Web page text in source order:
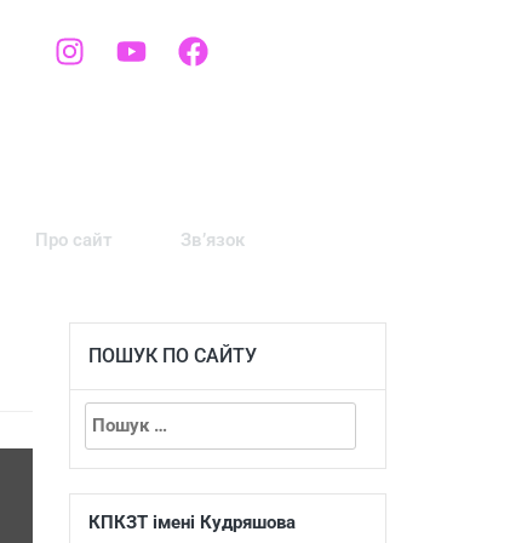
Про сайт Зв’язок
ПОШУК ПО САЙТУ
КПКЗТ імені Кудряшова